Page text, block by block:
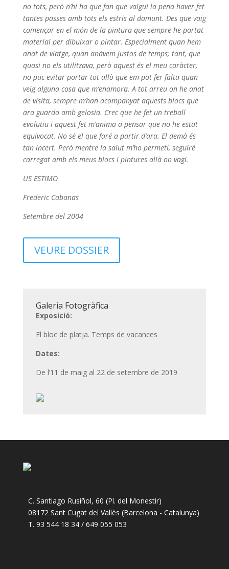
no tots, però n’hi ha que fan que valgui la pena haver fet
tantes passes amb tots els estris al damunt. Des que vaig
començar en el món de la pintura que sempre he portat
material per dibuixar o pintar. Especialment quan hem
anat de viatge, quan anàvem justos de temps; tant, que
quasi no els utilitzava, però aquest és el meu caràcter,
no puc evitar portar tot allò que em pot fer falta quan
veig alguna cosa que m’enamora. A tot arreu on he anat
de visita, sempre m’han acompanyat aquests blocs que
ara guardo amb gelosia. Crec que he fet un treball
evolutiu i aquest fet m’anima a pensar que no he estat
equivocat. No sé el que faré a partir d’ara. El demà és
tan incert. Però mentre la salut m’ho permeti, seguiré
carregat amb els meus blocs i pintures allà on vagi.
US ESTIMO
Frederic Cabanas
Setembre del 2004
VEURE DOSSIER
Galeria Fotogràfica
Exposició:
El bloc de platja. Temps de vacances
Dates:
De l’11 de maig al 22 de setembre de 2019
C. Santiago Rusiñol, 60 (Pl. del Monestir)
08172 Sant Cugat del Vallès (Barcelona - Catalunya)
T. 93 544 18 34 / 649 055 053